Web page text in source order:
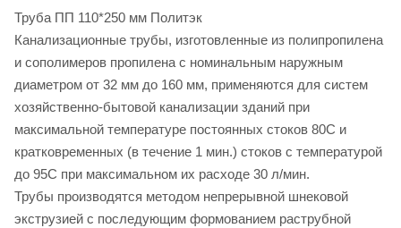
Труба ПП 110*250 мм Политэк
Канализационные трубы, изготовленные из полипропилена
и сополимеров пропилена с номинальным наружным
диаметром от 32 мм до 160 мм, применяются для систем
хозяйственно-бытовой канализации зданий при
максимальной температуре постоянных стоков 80С и
кратковременных (в течение 1 мин.) стоков с температурой
до 95С при максимальном их расходе 30 л/мин.
Трубы производятся методом непрерывной шнековой
экструзией с последующим формованием раструбной